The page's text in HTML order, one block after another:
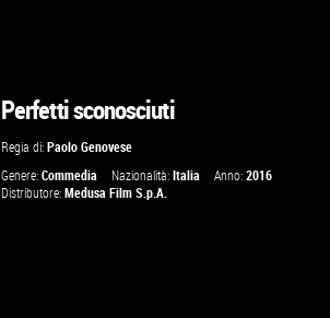
Perfetti sconosciuti
Regia di:Paolo Genovese
Genere:Commedia Nazionalità:Italia Anno:2016
Distributore:Medusa Film S.p.A.